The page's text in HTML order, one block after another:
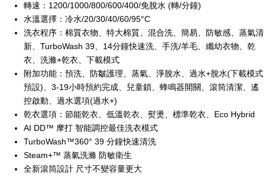
轉速：1200/1000/800/600/400/免脫水 (轉/分鐘)
水溫選擇：冷水/20/30/40/60/95°C
洗衣程序：棉質衣物、特大棉質、混合洗、簡易、防敏感、蒸氣清
新、TurboWash 39、14分鐘快速洗、手洗/羊毛、纖幼衣物、乾
衣、洗滌+乾衣、下載模式
附加功能：預洗、防皺護理、蒸氣、淨脫水、過水+脫水(下載模式
預設)、3-19小時預約完成、兒童鎖、蜂鳴器開關、滾筒清潔、遙
控啟動、過水選項(過水+)
乾衣選項：節能乾衣、低溫乾衣、熨燙、標準乾衣、Eco Hybrid
AI DD™ 摩打 智能調控最佳洗衣模式
TurboWash™360° 39 分鐘快速清洗
Steam+™ 蒸氣洗滌 防敏衛生
全新滾筒設計 尺寸不變容量更大